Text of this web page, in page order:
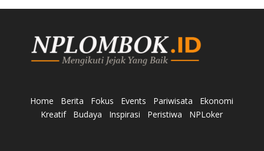
Home Berita Fokus Events Pariwisata
Ekonomi
Kreatif
Budaya Inspirasi Peristiwa NPLoker